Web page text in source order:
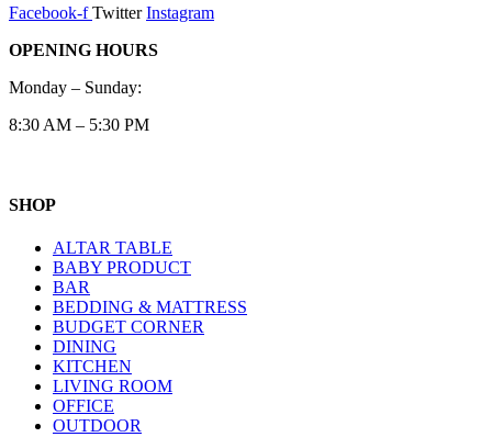
Facebook-f Twitter Instagram
OPENING HOURS
Monday – Sunday:
8:30 AM – 5:30 PM
SHOP
ALTAR TABLE
BABY PRODUCT
BAR
BEDDING & MATTRESS
BUDGET CORNER
DINING
KITCHEN
LIVING ROOM
OFFICE
OUTDOOR